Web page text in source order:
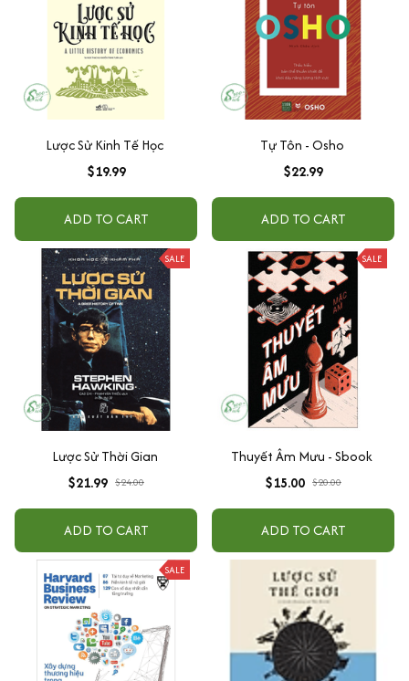
Lược Sử Kinh Tế Học
$19.99
ADD TO CART
Tự Tôn - Osho
$22.99
ADD TO CART
SALE
Lược Sử Thời Gian
$21.99 $24.00
ADD TO CART
SALE
Thuyết Âm Mưu - Sbook
$15.00 $20.00
ADD TO CART
SALE